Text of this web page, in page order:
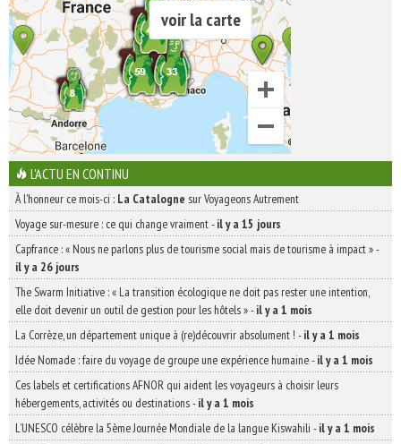
voir la carte
L'ACTU EN CONTINU
À l'honneur ce mois-ci : La Catalogne sur Voyageons Autrement
Voyage sur-mesure : ce qui change vraiment-il y a 15 jours
Capfrance : « Nous ne parlons plus de tourisme social mais de tourisme à impact »-
il y a 26 jours
The Swarm Initiative : « La transition écologique ne doit pas rester une intention,
elle doit devenir un outil de gestion pour les hôtels »-il y a 1 mois
La Corrèze, un département unique à (re)découvrir absolument ! -il y a 1 mois
Idée Nomade : faire du voyage de groupe une expérience humaine-il y a 1 mois
Ces labels et certifications AFNOR qui aident les voyageurs à choisir leurs
hébergements, activités ou destinations-il y a 1 mois
L’UNESCO célèbre la 5ème Journée Mondiale de la langue Kiswahili -il y a 1 mois